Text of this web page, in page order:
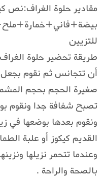
مقادير حلوة الغراف:نص
للتزيين
طريقة تحضير حلوة
أن تتجانس ثم نقوم
صغيرة الحجم بحجم
تصبح شفافة جدا ونقوم
ونقوم بعدها بوضعها في
القديم كيكوز أو علبة
وعندما تتحمر نزيلها
بالصحة والراحة .